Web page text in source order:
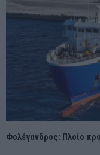
Φολέγανδρος: Πλοίο